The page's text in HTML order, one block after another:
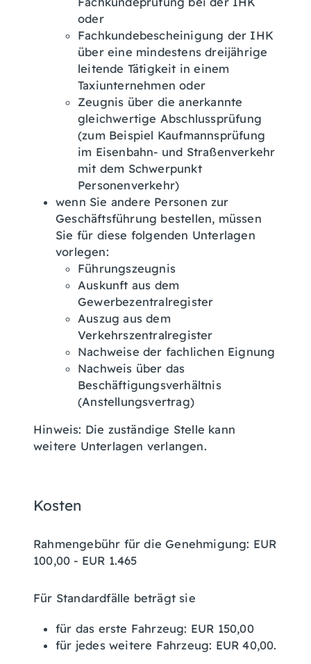
oder
Fachkundebescheinigung der IHK
über eine mindestens dreijährige
leitende Tätigkeit in einem
Taxiunternehmen oder
Zeugnis über die anerkannte
gleichwertige Abschlussprüfung
(zum Beispiel Kaufmannsprüfung
im Eisenbahn- und Straßenverkehr
mit dem Schwerpunkt
Personenverkehr)
wenn Sie andere Personen zur
Geschäftsführung bestellen, müssen
Sie für diese folgenden Unterlagen
vorlegen:
Führungszeugnis
Auskunft aus dem
Gewerbezentralregister
Auszug aus dem
Verkehrszentralregister
Nachweise der fachlichen Eignung
Nachweis über das
Beschäftigungsverhältnis
(Anstellungsvertrag)
Hinweis: Die zuständige Stelle kann
weitere Unterlagen verlangen.
Kosten
Rahmengebühr für die Genehmigung: EUR
100,00 - EUR 1.465
Für Standardfälle beträgt sie
für das erste Fahrzeug: EUR 150,00
für jedes weitere Fahrzeug: EUR 40,00.